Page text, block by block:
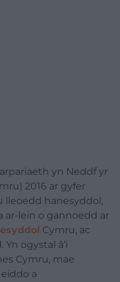
yn Neddf yr
2016 ar gyfer
lleoedd hanesyddol,
ar-lein o gannoedd ar
Cymru, ac
ogystal â’i
Cymru, mae
a